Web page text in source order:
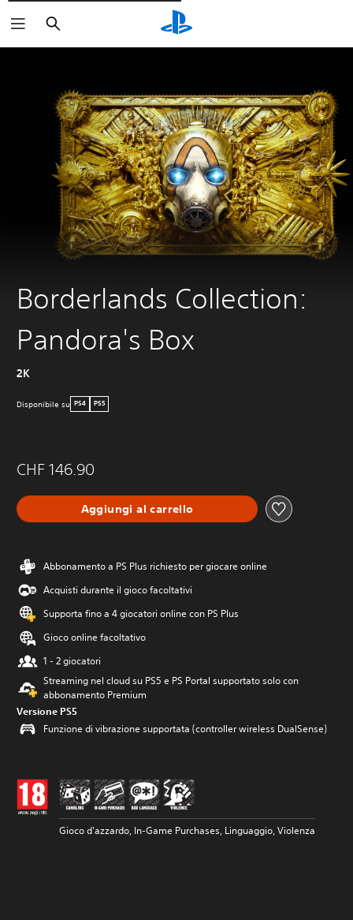
Cerca
Borderlands Collection:
Pandora's Box
2K
Disponibile su PS4 PS5
CHF 146.90
Aggiungi al carrello
Abbonamento a PS Plus richiesto per giocare online
Acquisti durante il gioco facoltativi
Supporta fino a 4 giocatori online con PS Plus
Gioco online facoltativo
1 - 2 giocatori
Streaming nel cloud su PS5 e PS Portal supportato solo con
abbonamento Premium
Versione PS5
Funzione di vibrazione supportata (controller wireless DualSense)
Gioco d'azzardo, In-Game Purchases, Linguaggio, Violenza